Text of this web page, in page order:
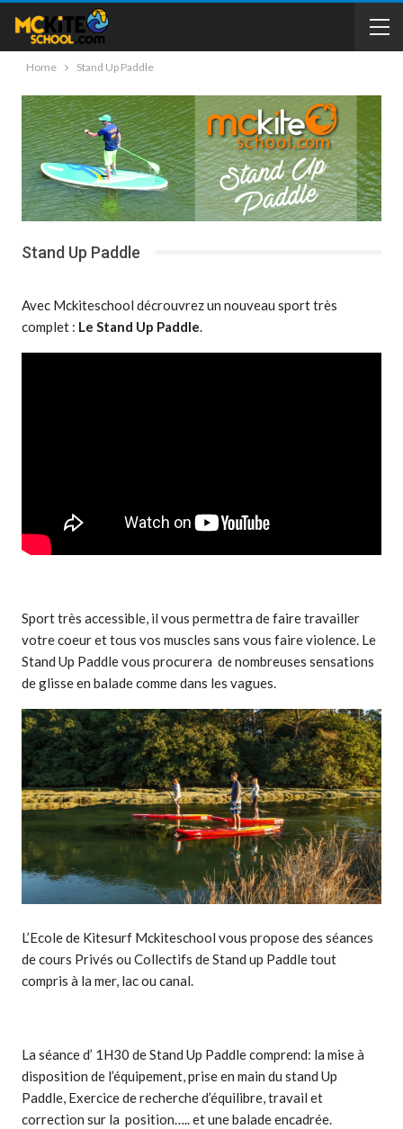
Home Stand Up Paddle
Stand Up Paddle
Avec Mckiteschool décrouvrez un nouveau sport très
complet : Le Stand Up Paddle.
Sport très accessible, il vous permettra de faire travailler
votre coeur et tous vos muscles sans vous faire violence. Le
Stand Up Paddle vous procurera de nombreuses sensations
de glisse en balade comme dans les vagues.
L’Ecole de Kitesurf Mckiteschool vous propose des séances
de cours Privés ou Collectifs de Stand up Paddle tout
compris à la mer, lac ou canal.
La séance d’ 1H30 de Stand Up Paddle comprend: la mise à
disposition de l’équipement, prise en main du stand Up
Paddle, Exercice de recherche d’équilibre, travail et
correction sur la position….. et une balade encadrée.